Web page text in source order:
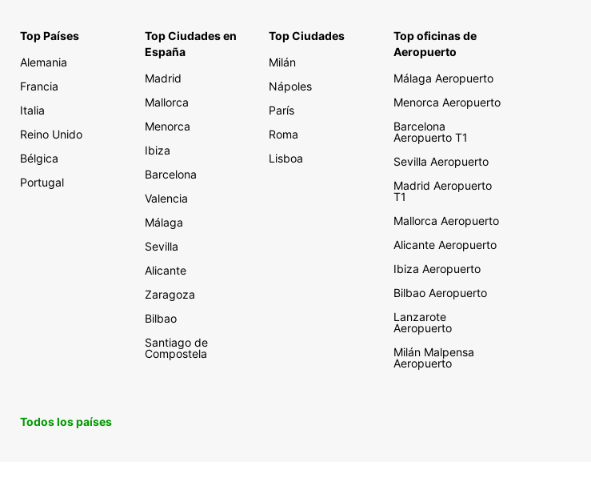
Top Países
Alemania
Francia
Italia
Reino Unido
Bélgica
Portugal
Top Ciudades en
España
Madrid
Mallorca
Menorca
Ibiza
Barcelona
Valencia
Málaga
Sevilla
Alicante
Zaragoza
Bilbao
Santiago de
Compostela
Top Ciudades
Milán
Nápoles
París
Roma
Lisboa
Top oficinas de
Aeropuerto
Málaga Aeropuerto
Menorca Aeropuerto
Barcelona
Aeropuerto T1
Sevilla Aeropuerto
Madrid Aeropuerto
T1
Mallorca Aeropuerto
Alicante Aeropuerto
Ibiza Aeropuerto
Bilbao Aeropuerto
Lanzarote
Aeropuerto
Milán Malpensa
Aeropuerto
Todos los países